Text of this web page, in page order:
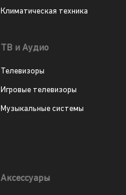
Климатическая техника
ТВ и Аудио
Телевизоры
Игровые телевизоры
Музыкальные системы
Аксессуары